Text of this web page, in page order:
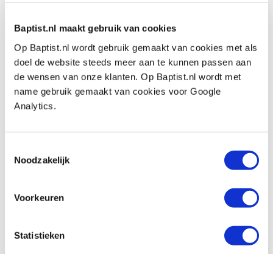
Baptist.nl maakt gebruik van cookies
Op Baptist.nl wordt gebruik gemaakt van cookies met als
doel de website steeds meer aan te kunnen passen aan
de wensen van onze klanten. Op Baptist.nl wordt met
name gebruik gemaakt van cookies voor Google
Analytics.
Noodzakelijk
Voorkeuren
Statistieken
Famag cilinderkopboor Bormax Ø 2 inch
Artikelnummer: 30687